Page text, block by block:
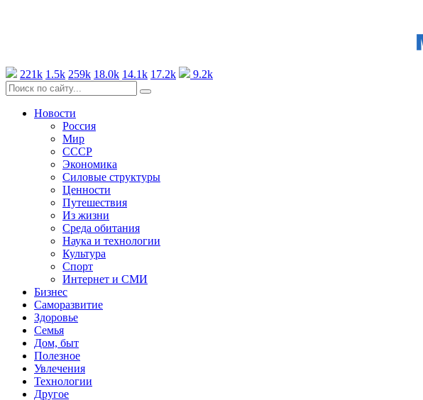
221k 1.5k 259k 18.0k 14.1k 17.2k 9.2k
Новости
Россия
Мир
СССР
Экономика
Силовые структуры
Ценности
Путешествия
Из жизни
Среда обитания
Наука и технологии
Культура
Спорт
Интернет и СМИ
Бизнес
Саморазвитие
Здоровье
Семья
Дом, быт
Полезное
Увлечения
Технологии
Другое